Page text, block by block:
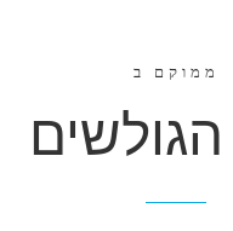
ממוקם ב